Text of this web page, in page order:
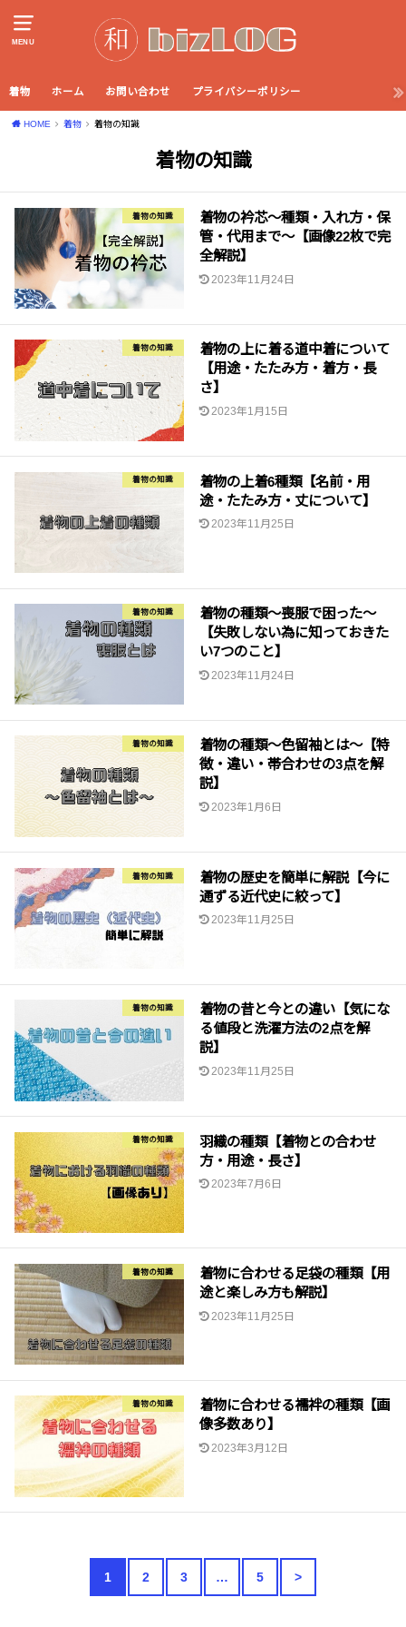
MENU
着物 ホーム お問い合わせ プライバシーポリシー
HOME 着物 着物の知識
着物の知識
着物の知識
着物の衿芯〜種類・入れ方・保
管・代用まで〜【画像22枚で完
全解説】
2023年11月24日
着物の知識
着物の上に着る道中着について
【用途・たたみ方・着方・長
さ】
2023年1月15日
着物の知識
着物の上着6種類【名前・用
途・たたみ方・丈について】
2023年11月25日
着物の知識
着物の種類〜喪服で困った〜
【失敗しない為に知っておきた
い7つのこと】
2023年11月24日
着物の知識
着物の種類〜色留袖とは〜【特
徴・違い・帯合わせの3点を解
説】
2023年1月6日
着物の知識
着物の歴史を簡単に解説【今に
通ずる近代史に絞って】
2023年11月25日
着物の知識
着物の昔と今との違い【気にな
る値段と洗濯方法の2点を解
説】
2023年11月25日
着物の知識
羽織の種類【着物との合わせ
方・用途・長さ】
2023年7月6日
着物の知識
着物に合わせる足袋の種類【用
途と楽しみ方も解説】
2023年11月25日
着物の知識
着物に合わせる襦袢の種類【画
像多数あり】
2023年3月12日
1 2 3 … 5 >